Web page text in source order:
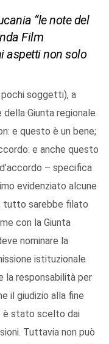
“le note del
Film
aspetti non solo
soggetti), a
della Giunta regionale
e questo è un bene;
e anche questo
– specifica
evidenziato alcune
tutto sarebbe filato
con la Giunta
nominare la
istituzionale
la responsabilità per
il giudizio alla fine
è stato scelto dai
Tuttavia non può